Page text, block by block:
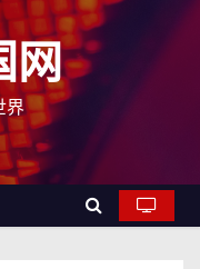
网
界